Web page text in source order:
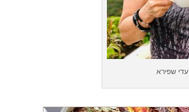
עדי שפירא